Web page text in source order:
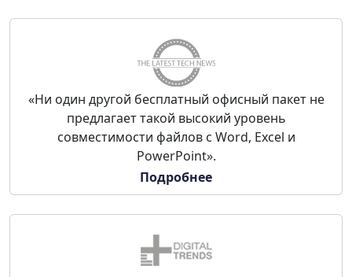
«Ни один другой бесплатный офисный пакет не
предлагает такой высокий уровень
совместимости файлов с Word, Excel и
PowerPoint».
Подробнее